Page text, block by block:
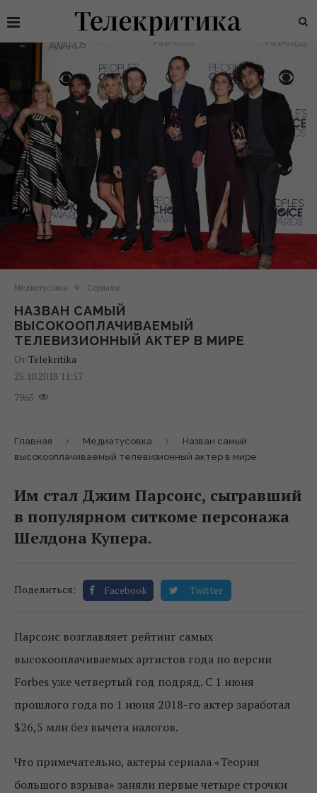
Медиатусовка Сериалы
НАЗВАН САМЫЙ
ВЫСОКООПЛАЧИВАЕМЫЙ
ТЕЛЕВИЗИОННЫЙ АКТЕР В МИРЕ
От Telekritika
25.10.2018 11:57
7965
Главная Медиатусовка
Назван самый
высокооплачиваемый телевизионный актер в мире
Им стал Джим Парсонс, сыгравший
в популярном ситкоме персонажа
Шелдона Купера.
Поделиться: Facebook Twitter
Парсонс возглавляет рейтинг самых
высокооплачиваемых артистов года по версии
Forbes уже четвертый год подряд. С 1 июня
прошлого года по 1 июня 2018-го актер заработал
$26,5 млн без вычета налогов.
Что примечательно, актеры сериала «Теория
большого взрыва» заняли первые четыре строчки